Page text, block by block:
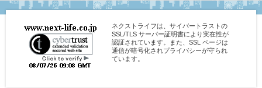
ネクストライフは、サイバートラストの
SSL/TLS サーバー証明書により実在性が
認証されています。また、SSL ページは
通信が暗号化されプライバシーが守られ
ています。